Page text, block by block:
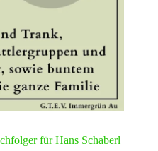
für Hans Schaberl